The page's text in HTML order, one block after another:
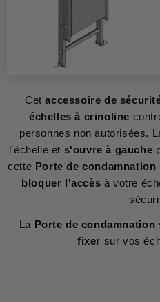
Cetaccessoire de
échelles à crinoline
personnes non autorisées.
l'échelle et s'ouvre à gauche
cette Porte de condamnation
bloquer l'accès à votre
La Porte de condamnation
fixer sur vos